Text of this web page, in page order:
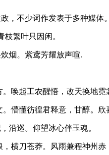
不少词作发表于多种媒体。
繁叶只因闲。
烟。紫鸢芳耀放声喧.
起工农醒悟，改天换地霓
懂彷徨君释意，甘醇。欣
巡。仰望冰心伴玉魂。
刀苍莽。风雨兼程神州赤